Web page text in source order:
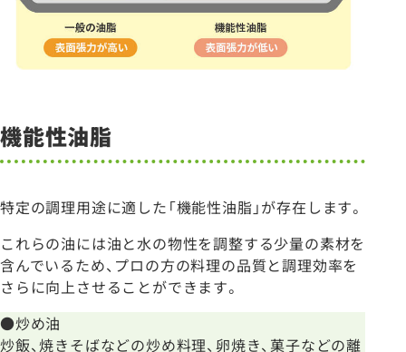
機能性油脂
特定の調理用途に適した「機能性油脂」が存在します。
これらの油には油と水の物性を調整する少量の素材を
含んでいるため、プロの方の料理の品質と調理効率を
さらに向上させることができます。
●炒め油
炒飯、焼きそばなどの炒め料理、卵焼き、菓子などの離